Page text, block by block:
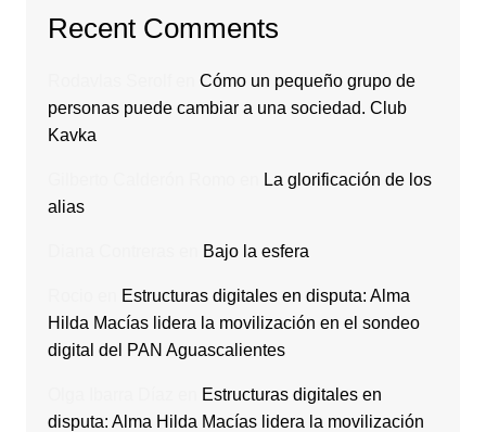
Recent Comments
Cómo un pequeño grupo de
personas puede cambiar a una sociedad. Club
Kavka
La glorificación de los
alias
Bajo la esfera
Estructuras digitales en disputa: Alma
Hilda Macías lidera la movilización en el sondeo
digital del PAN Aguascalientes
Estructuras digitales en
disputa: Alma Hilda Macías lidera la movilización